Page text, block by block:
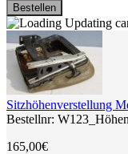
Bestellen
Updating
Sitzhöhenverstellung
Bestellnr:
165,00€